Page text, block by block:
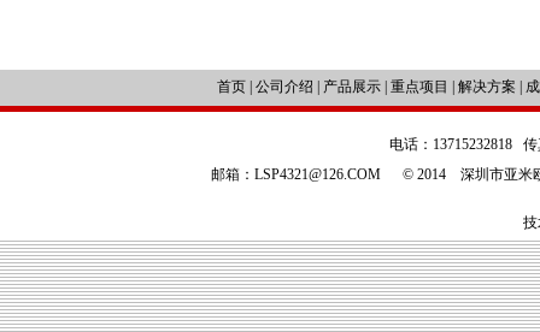
首页 公司介绍 产品展示 重点项目 解决方案
电话：13715232818
邮箱：LSP4321@126.COM © 2014 深圳市亚